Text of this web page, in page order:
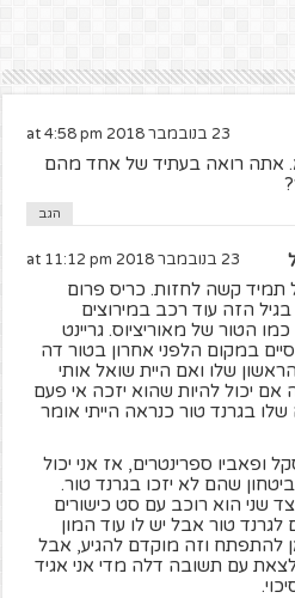
23 בנובמבר 2018 at 4:58 pm
אתה רואה בעתיד של אחד מהם
הגב
23 בנובמבר 2018 at 11:12 pm
תמיד קשה לחזות. כריס פרום
הזה עוד רכב במירוצים
כמו הטור של מאוריציוס. גריינט
במקום הלפני אחרון בטור דה
שלו ואם היית שואל אותי
אם יכול להיות שהוא יזכה אי פעם
שלו בגרנד טור כנראה הייתי אומר
ופאביו ספרינטרים, אז אני יכול
שהם לא יזכו בגרנד טור.
שני הוא רוכב עם סט כישורים
טור אבל יש לו עוד המון
להתפתח וזה מוקדם להגיע, אבל
עם תשובה דלה מדי אני אגיד